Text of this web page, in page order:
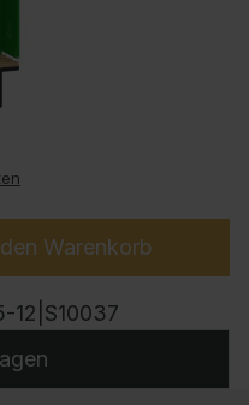
Warenkorb
12|S10037